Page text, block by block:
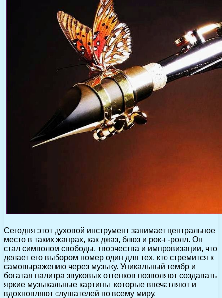
Сегодня этот духовой инструмент занимает центральное
место в таких жанрах, как джаз, блюз и рок-н-ролл. Он
стал символом свободы, творчества и импровизации, что
делает его выбором номер один для тех, кто стремится к
самовыражению через музыку. Уникальный тембр и
богатая палитра звуковых оттенков позволяют создавать
яркие музыкальные картины, которые впечатляют и
вдохновляют слушателей по всему миру.